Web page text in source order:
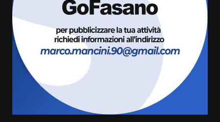
Fasanese ferito a colpi di arma
da fuoco
6 Agosto 2026 18:13
Carta d’identità: continua il piano
di aperture straordinarie del
Comune di Fasano